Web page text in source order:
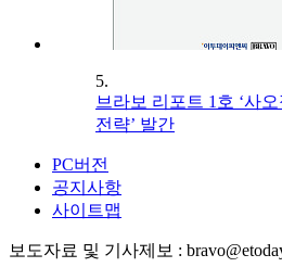
5.
브라보 리포트 1호 ‘사
전략’ 발간
PC버전
공지사항
사이트맵
보도자료 및 기사제보 :